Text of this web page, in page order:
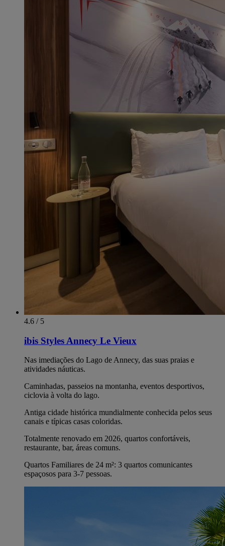
4.6 / 5
ibis Styles Annecy Le Vieux
Nas imediações do Lago de Annecy, das suas praias e
atividades náuticas.
Caminhadas, passeios na montanha, eventos desportivos,
ciclovia à volta do lago.
Antiga cidade histórica mundialmente conhecida pelos seus
canais e típicas casas coloridas.
Totalmente renovado em 2026, quartos confortáveis,
restaurante, bar, áreas comuns.
Quartos Familiares de 24 m²: 3 quartos comunicantes
espaçosos para 3-7 pessoas.